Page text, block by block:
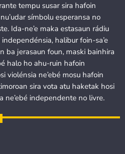
tempu susar sira hafoin
símbolu esperansa no
Ida-ne’e maka estasaun rádiu
halibur foin-sa’e
ba jerasaun foun, maski bainhira
halo ho ahu-ruin hafoin
violénsia ne’ebé mosu hafoin
sira vota atu haketak hosi
ne’ebé independente no livre.